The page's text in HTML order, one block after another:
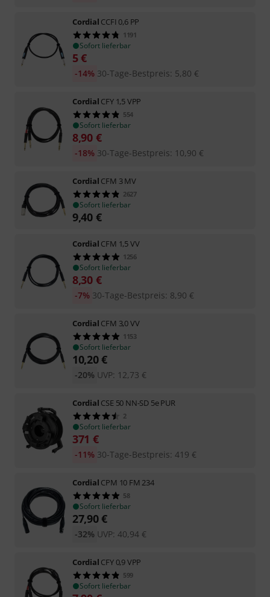
Cordial CCFI 0,6 PP
1191
Sofort lieferbar
5€
30-Tage-Bestpreis: 5,80 €
-14%
Cordial CFY 1,5 VPP
554
Sofort lieferbar
8,90 €
30-Tage-Bestpreis: 10,90 €
-18%
Cordial CFM 3 MV
2627
Sofort lieferbar
9,40 €
Cordial CFM 1,5 VV
1256
Sofort lieferbar
8,30 €
30-Tage-Bestpreis: 8,90 €
-7%
Cordial CFM 3,0 VV
1153
Sofort lieferbar
10,20€
UVP: 12,73 €
-20%
Cordial CSE 50 NN-SD 5e PUR
2
Sofort lieferbar
371 €
30-Tage-Bestpreis: 419 €
-11%
Cordial CPM 10 FM 234
58
Sofort lieferbar
27,90€
UVP: 40,94 €
-32%
Cordial CFY 0,9 VPP
599
Sofort lieferbar